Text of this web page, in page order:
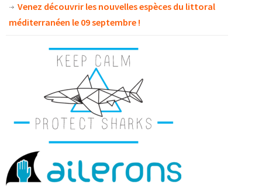
Venez découvrir les nouvelles espèces du littoral
méditerranéen le 09 septembre !